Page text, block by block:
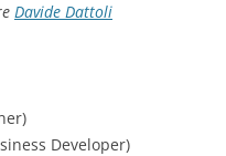
Davide Dattoli
Developer)